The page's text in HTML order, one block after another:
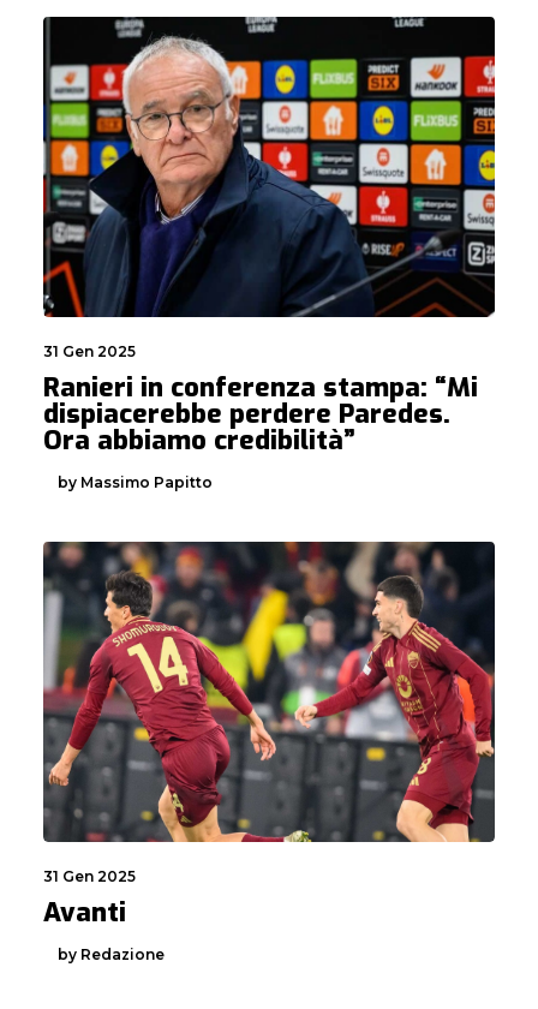
31 Gen 2025
Ranieri in conferenza stampa: “Mi
dispiacerebbe perdere Paredes.
Ora abbiamo credibilità”
by Massimo Papitto
31 Gen 2025
Avanti
by Redazione